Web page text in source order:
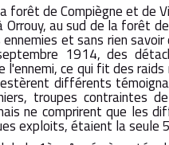
forêt de Compiègne et
au sud de la forêt
et sans rien
1914, des
ce qui fit des
différents
troupes contraintes
ne comprirent que les
exploits, étaient la seule